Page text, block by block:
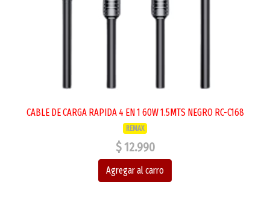
CABLE DE CARGA RAPIDA 4 EN 1 60W 1.5MTS NEGRO RC-C168
REMAX
$ 12.990
Agregar al carro